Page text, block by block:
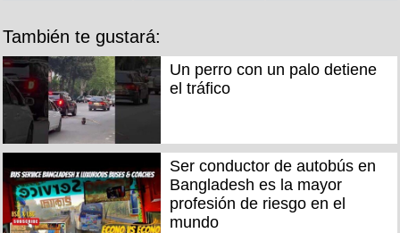
También te gustará:
Un perro con un palo detiene
el tráfico
Ser conductor de autobús en
Bangladesh es la mayor
profesión de riesgo en el
mundo